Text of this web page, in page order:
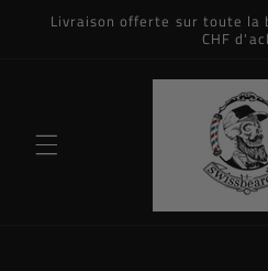
passer
Livraison offerte sur toute la
CHF